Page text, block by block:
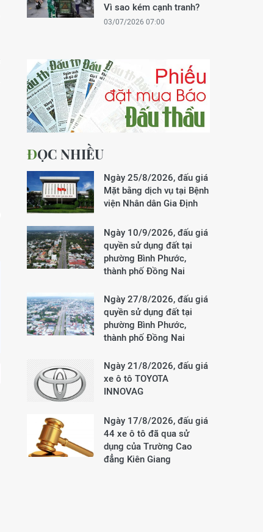
Vì sao kém cạnh tranh?
03/07/2026 07:00
ĐỌC NHIỀU
Ngày 25/8/2026, đấu giá
Mặt bằng dịch vụ tại Bệnh
viện Nhân dân Gia Định
Ngày 10/9/2026, đấu giá
quyền sử dụng đất tại
phường Bình Phước,
thành phố Đồng Nai
Ngày 27/8/2026, đấu giá
quyền sử dụng đất tại
phường Bình Phước,
thành phố Đồng Nai
Ngày 21/8/2026, đấu giá
xe ô tô TOYOTA
INNOVAG
Ngày 17/8/2026, đấu giá
44 xe ô tô đã qua sử
dụng của Trường Cao
đẳng Kiên Giang